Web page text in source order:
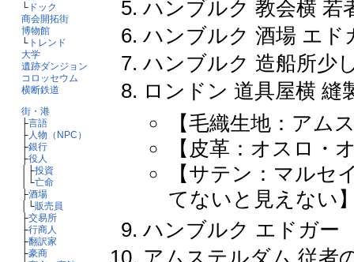
└ドック
商会開拓街
博物館
└トレンド
大学
遺跡ダンジョン
コロッセウム
横断鉄道
街・港
├言語
├人物（NPC）
├銀行
├役人
│├投資
│└亡命
├酒場
│└販売員
├交易所
├行商人
├翻訳家
├豪商
ハンブルク 教会横 若
ハンブルク 酒場 エド
ハンブルク 造船所少
ロンドン 道具屋横 縫
【毛織生地：アム
【皮革：オスロ・
【サテン：マルセ
てないと見えない
ハンブルク エドガ